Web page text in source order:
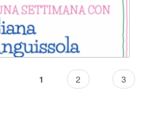
1 2 3